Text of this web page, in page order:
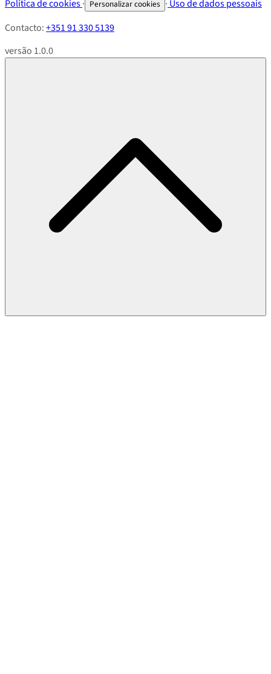
Política de cookies· Personalizar cookies · Uso de dados pessoais
Contacto:+351 91 330 5139
versão 1.0.0